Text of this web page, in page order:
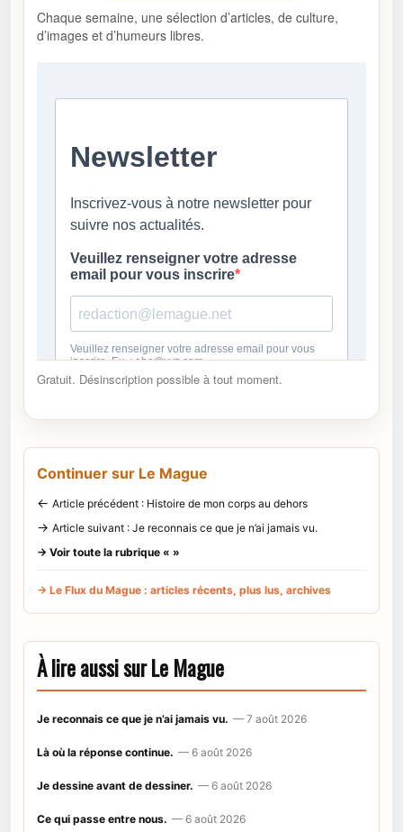
Chaque semaine, une sélection d’articles, de culture,
d’images et d’humeurs libres.
Gratuit. Désinscription possible à tout moment.
Continuer sur Le Mague
← Article précédent : Histoire de mon corps au dehors
→ Article suivant : Je reconnais ce que je n’ai jamais vu.
→ Voir toute la rubrique « »
→ Le Flux du Mague : articles récents, plus lus, archives
À lire aussi sur Le Mague
Je reconnais ce que je n’ai jamais vu. — 7 août 2026
Là où la réponse continue. — 6 août 2026
Je dessine avant de dessiner. — 6 août 2026
Ce qui passe entre nous. — 6 août 2026